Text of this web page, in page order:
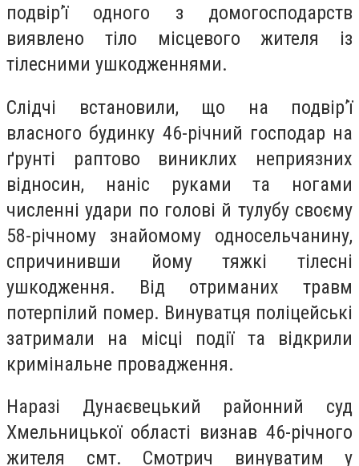
подвір’ї одного з домогосподарств
виявлено тіло місцевого жителя із
тілесними ушкодженнями.
Слідчі встановили, що на подвір’ї
власного будинку 46-річний господар на
ґрунті раптово виниклих неприязних
відносин, наніс руками та ногами
численні удари по голові й тулубу своєму
58-річному знайомому односельчанину,
спричинивши йому тяжкі тілесні
ушкодження. Від отриманих травм
потерпілий помер. Винуватця поліцейські
затримали на місці події та відкрили
кримінальне провадження.
Наразі Дунаєвецький районний суд
Хмельницької області визнав 46-річного
жителя смт. Смотрич винуватим у